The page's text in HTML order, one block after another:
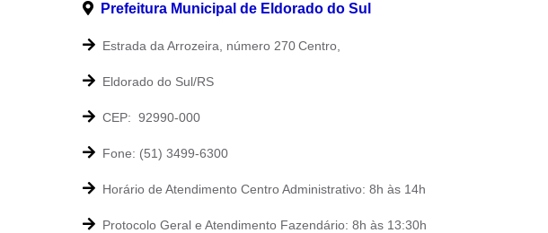
Prefeitura Municipal de Eldorado do Sul
Estrada da Arrozeira, número 270Centro,
Eldorado do Sul/RS
CEP: 92990-000
Fone: (51) 3499-6300
Horário de Atendimento Centro Administrativo: 8h às 14h
Protocolo Geral e Atendimento Fazendário: 8h às 13:30h